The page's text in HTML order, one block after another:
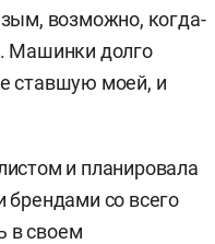
возможно, когда-
Машинки долго
ставшую моей, и
и планировала
со всего
в своем